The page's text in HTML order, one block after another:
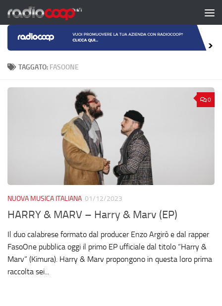
Salta al contenuto
TAGGATO: FASOONE
0
NUOVA MUSICA ITALIANA 01/12/2023
HARRY & MARV – Harry & Marv (EP)
Il duo calabrese formato dal producer Enzo Argirò e dal rapper
FasoOne pubblica oggi il primo EP ufficiale dal titolo “Harry &
Marv” (Kimura). Harry & Marv propongono in questa loro prima
raccolta sei...